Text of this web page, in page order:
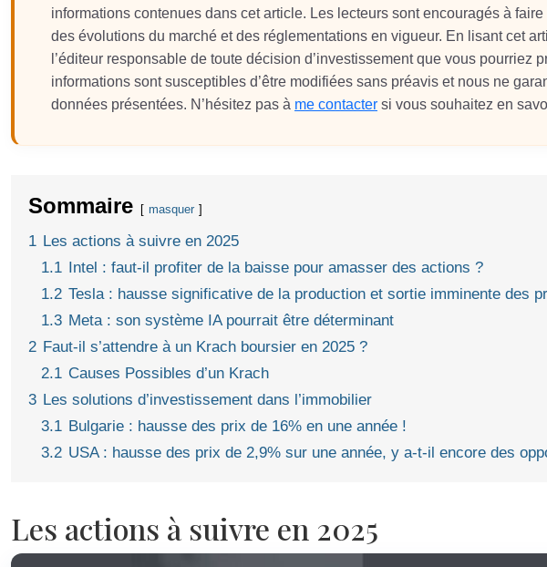
informations contenues dans cet article. Les lecteurs sont encouragés à
des évolutions du marché et des réglementations en vigueur. En lisant cet
l’éditeur responsable de toute décision d’investissement que vous pourriez
informations sont susceptibles d’être modifiées sans préavis et nous ne
données présentées. N’hésitez pas à me contacter si vous souhaitez en
Sommaire masquer
1 Les actions à suivre en 2025
1.1 Intel : faut-il profiter de la baisse pour amasser des actions ?
1.2 Tesla : hausse significative de la production et sortie imminente des
1.3 Meta : son système IA pourrait être déterminant
2 Faut-il s’attendre à un Krach boursier en 2025 ?
2.1 Causes Possibles d’un Krach
3 Les solutions d’investissement dans l’immobilier
3.1 Bulgarie : hausse des prix de 16% en une année !
3.2 USA : hausse des prix de 2,9% sur une année, y a-t-il encore des
Les actions à suivre en 2025